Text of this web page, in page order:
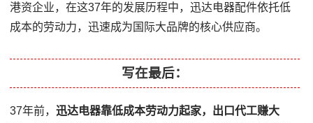
港资企业，在这37年的发展历程中，迅达电器配件依托低
成本的劳动力，迅速成为国际大品牌的核心供应商。
写在最后：
37年前，迅达电器靠低成本劳动力起家，出口代工赚大